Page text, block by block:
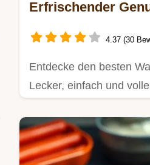
Erfrischender
4.37 (30
Entdecke den besten
Lecker, einfach und